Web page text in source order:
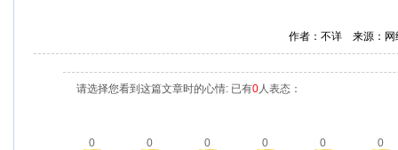
作者：不详 来源：
请选择您看到这篇文章时的心情: 已有0人表态：
0 0 0 0 0 0